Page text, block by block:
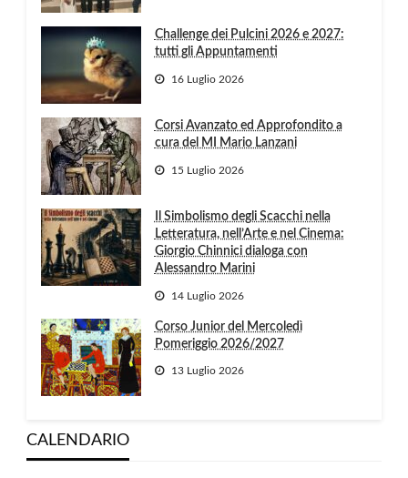
Challenge dei Pulcini 2026 e 2027:
tutti gli Appuntamenti
16 Luglio 2026
Corsi Avanzato ed Approfondito a
cura del MI Mario Lanzani
15 Luglio 2026
Il Simbolismo degli Scacchi nella
Letteratura, nell’Arte e nel Cinema:
Giorgio Chinnici dialoga con
Alessandro Marini
14 Luglio 2026
Corso Junior del Mercoledì
Pomeriggio 2026/2027
13 Luglio 2026
CALENDARIO